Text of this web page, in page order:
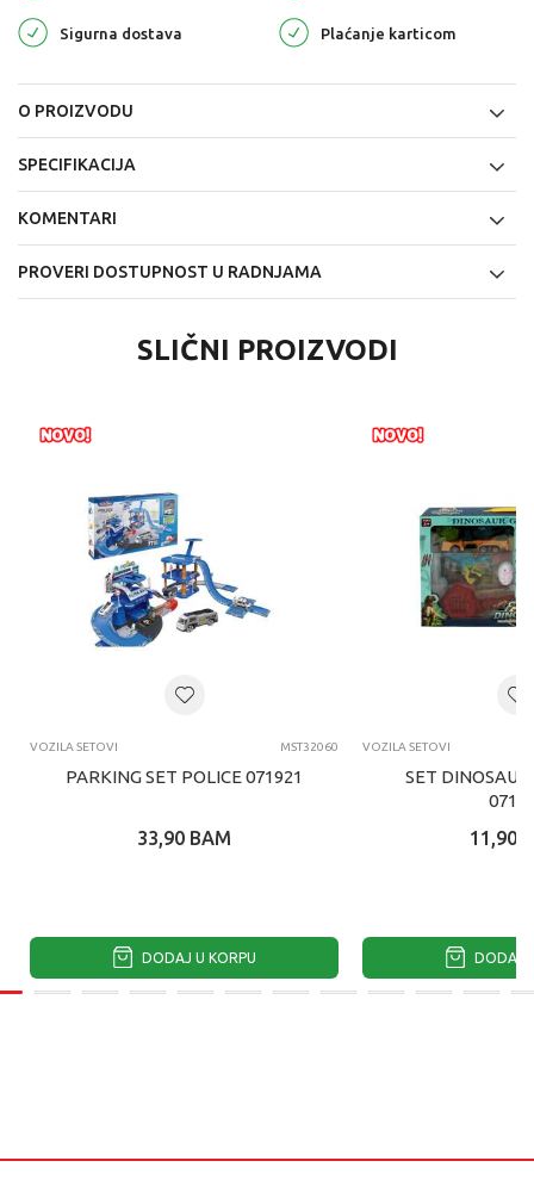
Sigurna dostava Plaćanje karticom
O PROIZVODU
SPECIFIKACIJA
KOMENTARI
PROVERI DOSTUPNOST U RADNJAMA
SLIČNI PROIZVODI
VOZILA SETOVI MST32060
PARKING SET POLICE 071921
33,90 BAM
DODAJ U KORPU
VOZILA SETOVI
SET
11,90
DODAJ